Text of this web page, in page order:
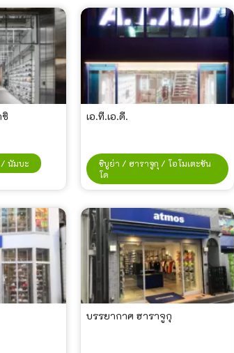
/ นัมบะ
เอ.ที.เอ.ดี.
ชิบูย่า / ฮาราจูกุ / โอโมเตะซัน
โด
บรรยากาศ ฮาราจูกุ